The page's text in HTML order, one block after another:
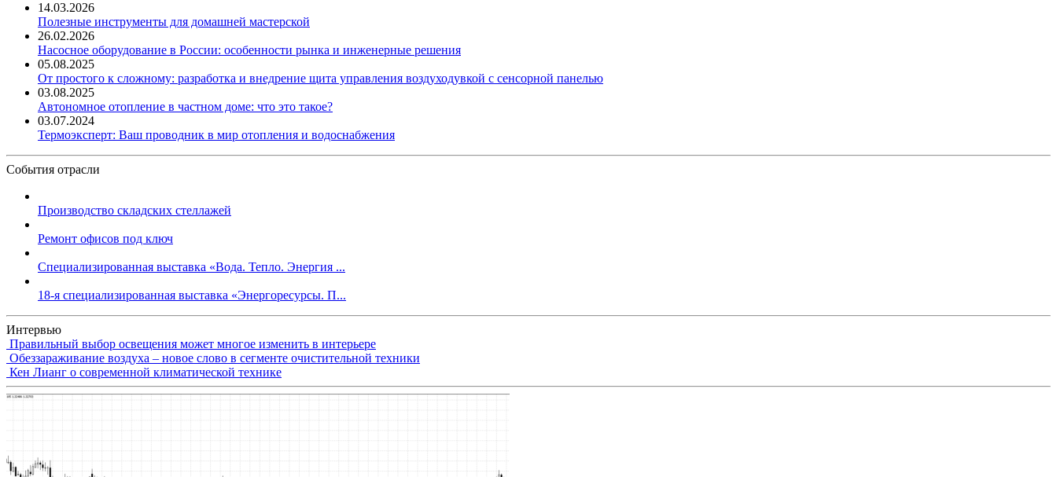
14.03.2026
Полезные инструменты для домашней мастерской
26.02.2026
Насосное оборудование в России: особенности рынка и инженерные решения
05.08.2025
От простого к сложному: разработка и внедрение щита управления воздуходувкой с сенсорной панелью
03.08.2025
Автономное отопление в частном доме: что это такое?
03.07.2024
Термоэксперт: Ваш проводник в мир отопления и водоснабжения
События отрасли
Производство складских стеллажей
Ремонт офисов под ключ
Специализированная выставка «Вода. Тепло. Энергия ...
18-я специализированная выставка «Энергоресурсы. П...
Интервью
Правильный выбор освещения может многое изменить в интерьере
Обеззараживание воздуха – новое слово в сегменте очистительной техники
Кен Лианг о современной климатической технике